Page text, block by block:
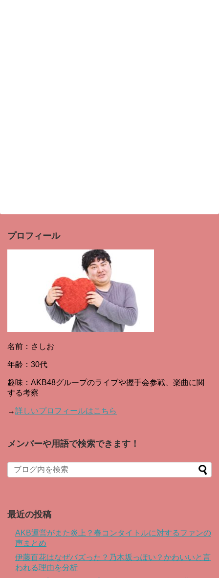
プロフィール
名前：さしお
年齢：30代
趣味：AKB48グループのライブや握手会参戦、楽曲に関
する考察
→詳しいプロフィールはこちら
メンバーや用語で検索できます！
最近の投稿
AKB運営がまた炎上？春コンタイトルに対するファンの
声まとめ
伊藤百花はなぜバズった？乃木坂っぽい？かわいいと言
われる理由を分析